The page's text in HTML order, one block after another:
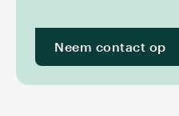
Neem contact op